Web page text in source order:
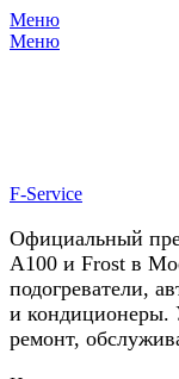
Меню
Меню
F-Service
Официальный
А100 и Frost в
подогреватели,
и кондиционеры.
ремонт,
У нас